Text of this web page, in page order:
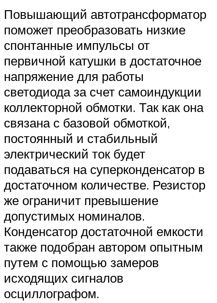
Повышающий автотрансформатор
поможет преобразовать низкие
спонтанные импульсы от
первичной катушки в достаточное
напряжение для работы
светодиода за счет самоиндукции
коллекторной обмотки. Так как она
связана с базовой обмоткой,
постоянный и стабильный
электрический ток будет
подаваться на суперконденсатор в
достаточном количестве. Резистор
же ограничит превышение
допустимых номиналов.
Конденсатор достаточной емкости
также подобран автором опытным
путем с помощью замеров
исходящих сигналов
осциллографом.